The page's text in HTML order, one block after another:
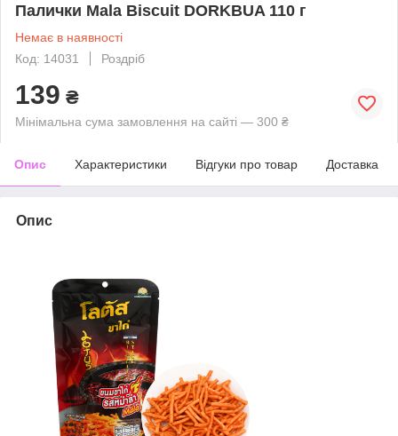
Палички Mala Biscuit DORKBUA 110 г
Немає в наявності
Код: 14031
Роздріб
139 ₴
Мінімальна сума замовлення на сайті — 300 ₴
Опис Характеристики Відгуки про товар Доставка
Опис